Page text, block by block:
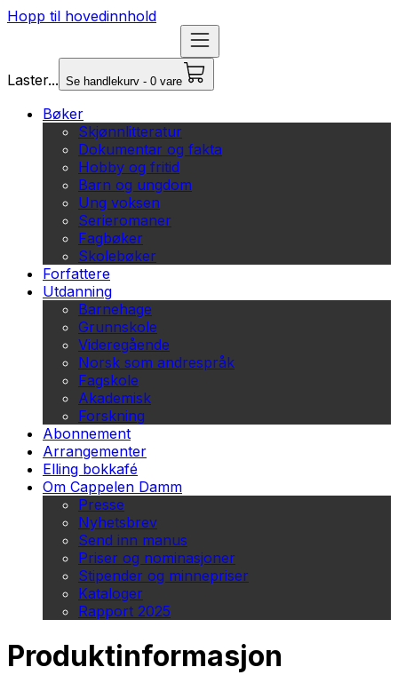
Hopp til hovedinnhold
Laster... Se handlekurv - 0 vare
Bøker
Skjønnlitteratur
Dokumentar og fakta
Hobby og fritid
Barn og ungdom
Ung voksen
Serieromaner
Fagbøker
Skolebøker
Forfattere
Utdanning
Barnehage
Grunnskole
Videregående
Norsk som andrespråk
Fagskole
Akademisk
Forskning
Abonnement
Arrangementer
Elling bokkafé
Om Cappelen Damm
Presse
Nyhetsbrev
Send inn manus
Priser og nominasjoner
Stipender og minnepriser
Kataloger
Rapport 2025
Produktinformasjon